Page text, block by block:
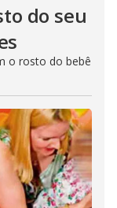
do seu
o rosto do bebê